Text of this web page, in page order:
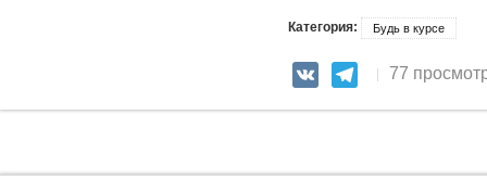
Категория: Будь в курсе
VK Telegram
77